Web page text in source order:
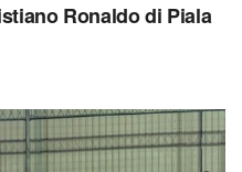
Ronaldo di Piala